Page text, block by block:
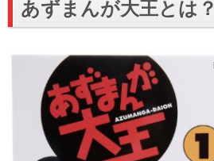
あずまんが大王とは？